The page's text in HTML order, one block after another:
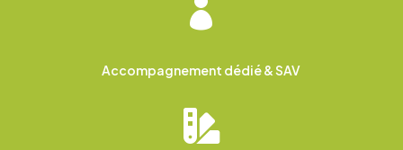

Accompagnement dédié & SAV
